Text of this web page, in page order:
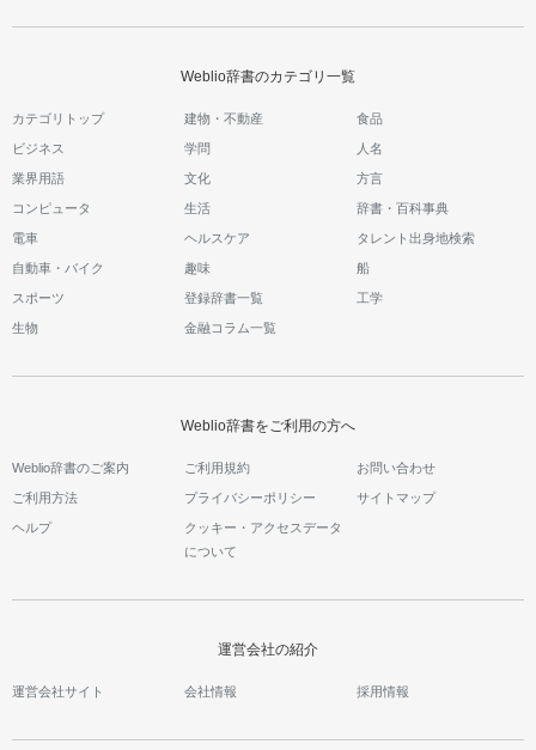
Weblio辞書のカテゴリ一覧
カテゴリトップ 建物・不動産 食品
ビジネス 学問 人名
業界用語 文化 方言
コンピュータ 生活 辞書・百科事典
電車 ヘルスケア タレント出身地検索
自動車・バイク 趣味 船
スポーツ 登録辞書一覧 工学
生物 金融コラム一覧
Weblio辞書をご利用の方へ
Weblio辞書のご案内 ご利用規約 お問い合わせ
ご利用方法 プライバシーポリシー サイトマップ
ヘルプ
クッキー・アクセスデータ
について
運営会社の紹介
運営会社サイト 会社情報 採用情報